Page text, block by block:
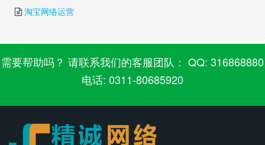
淘宝网络运营
需要帮助吗？ 请联系我们的客服团队： QQ: 316868880
电话: 0311-80685920